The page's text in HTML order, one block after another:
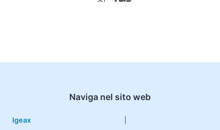
Naviga nel sito web
Igeax